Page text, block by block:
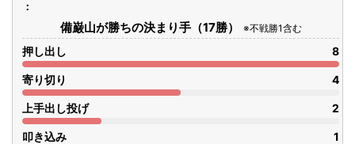
備巌山が勝ちの決まり手（17勝） ※不戦勝1含む
押し出し 8
寄り切り 4
上手出し投げ 2
叩き込み 1